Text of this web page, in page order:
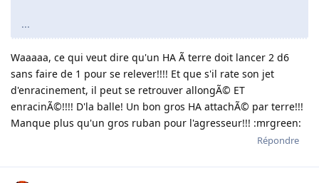
...
Waaaaa, ce qui veut dire qu'un HA Ã terre doit lancer 2 d6
sans faire de 1 pour se relever!!!! Et que s'il rate son jet
d'enracinement, il peut se retrouver allongÃ© ET
enracinÃ©!!!! D'la balle! Un bon gros HA attachÃ© par terre!!!
Manque plus qu'un gros ruban pour l'agresseur!!! :mrgreen:
Répondre